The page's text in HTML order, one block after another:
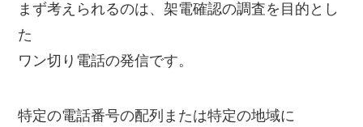
まず考えられるのは、架電確認の調査を目的とし
た
ワン切り電話の発信です。
特定の電話番号の配列または特定の地域に